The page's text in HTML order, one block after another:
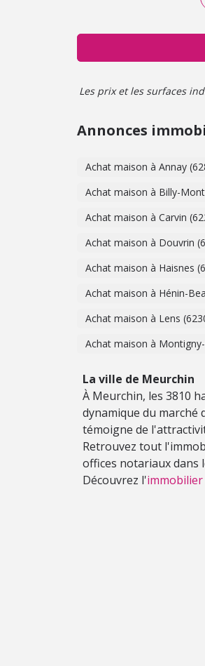
Les prix et les surfaces
Annonces
Achat maison à Annay
Achat maison à Billy-
Achat maison à Carvin
Achat maison à Douvrin
Achat maison à Haisnes
Achat maison à Hénin-
Achat maison à Lens
Achat maison à
La ville de Meurchin
À Meurchin, les 3810
dynamique du marché
témoigne de
Retrouvez tout
offices notariaux dans
Découvrez l'immobilier